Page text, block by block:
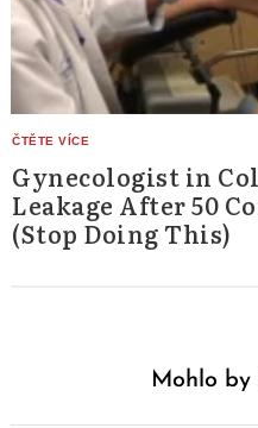
Gynecologist in
Leakage After 50
(Stop Doing This)
Mohlo by